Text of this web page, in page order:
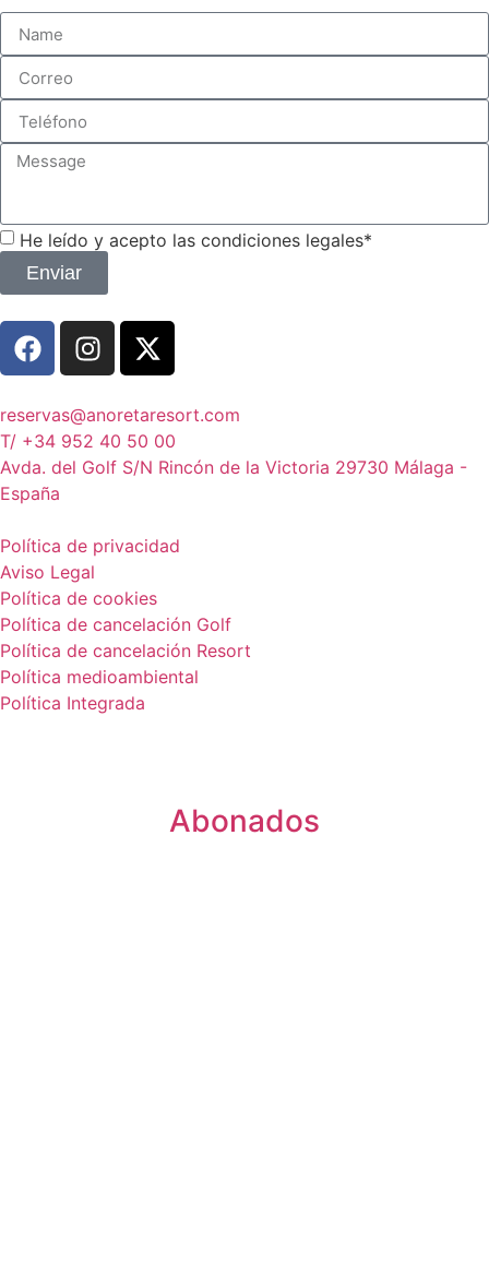
He leído y acepto las condiciones legales*
Enviar
reservas@anoretaresort.com
T/ +34 952 40 50 00
Avda. del Golf S/N Rincón de la Victoria 29730 Málaga -
España
Política de privacidad
Aviso Legal
Política de cookies
Política de cancelación Golf
Política de cancelación Resort
Política medioambiental
Política Integrada
Abonados